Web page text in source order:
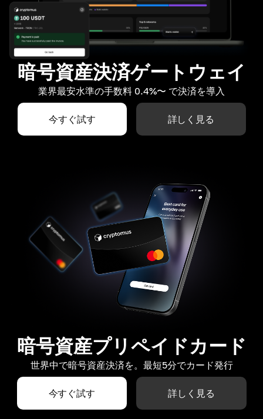
暗号資産決済ゲートウェイ
業界最安水準の手数料 0.4%〜 で決済を導入
今すぐ試す 詳しく見る
暗号資産プリペイドカード
世界中で暗号資産決済を。最短5分でカード発行
今すぐ試す 詳しく見る